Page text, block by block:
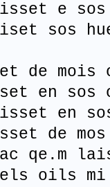
e
sos
de mois
en sos
en
de
qe.m
oils mi